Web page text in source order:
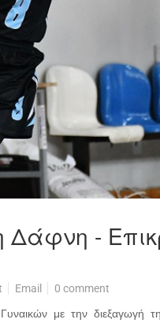
Δάφνη -
Email 0 comment
με την διεξαγωγή